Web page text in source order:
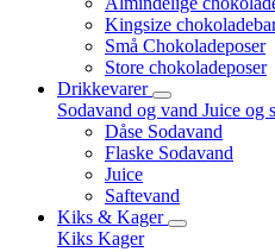
Kingsize
Små Chokoladeposer
Store chokoladeposer
Drikkevarer
Sodavand og vand Juice og
Dåse Sodavand
Flaske Sodavand
Juice
Saftevand
Kiks & Kager
Kiks Kager